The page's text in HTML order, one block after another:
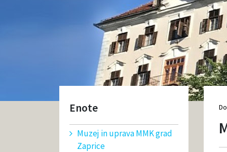
Enote
Muzej in uprava MMK grad
Zaprice